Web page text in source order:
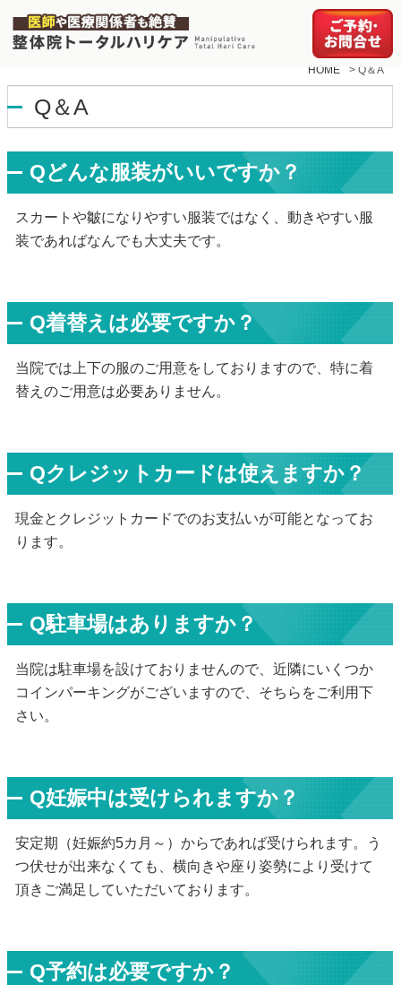
HOME >Q＆A
Q＆A
Qどんな服装がいいですか？
スカートや皺になりやすい服装ではなく、動きやすい服
装であればなんでも大丈夫です。
Q着替えは必要ですか？
当院では上下の服のご用意をしておりますので、特に着
替えのご用意は必要ありません。
Qクレジットカードは使えますか？
現金とクレジットカードでのお支払いが可能となってお
ります。
Q駐車場はありますか？
当院は駐車場を設けておりませんので、近隣にいくつか
コインパーキングがございますので、そちらをご利用下
さい。
Q妊娠中は受けられますか？
安定期（妊娠約5カ月～）からであれば受けられます。う
つ伏せが出来なくても、横向きや座り姿勢により受けて
頂きご満足していただいております。
Q予約は必要ですか？